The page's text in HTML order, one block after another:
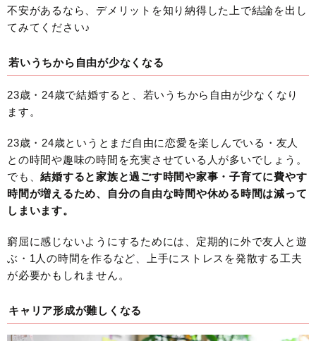
不安があるなら、デメリットを知り納得した上で結論を出し
てみてください♪
若いうちから自由が少なくなる
23歳・24歳で結婚すると、若いうちから自由が少なくなり
ます。
23歳・24歳というとまだ自由に恋愛を楽しんでいる・友人
との時間や趣味の時間を充実させている人が多いでしょう。
でも、結婚すると家族と過ごす時間や家事・子育てに費やす
時間が増えるため、自分の自由な時間や休める時間は減って
しまいます。
窮屈に感じないようにするためには、定期的に外で友人と遊
ぶ・1人の時間を作るなど、上手にストレスを発散する工夫
が必要かもしれません。
キャリア形成が難しくなる